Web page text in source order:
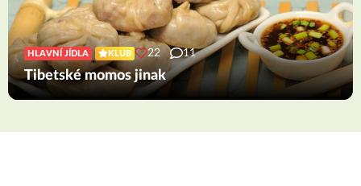
HLAVNÍ JÍDLA KLUB 22 11
Tibetské momos jinak